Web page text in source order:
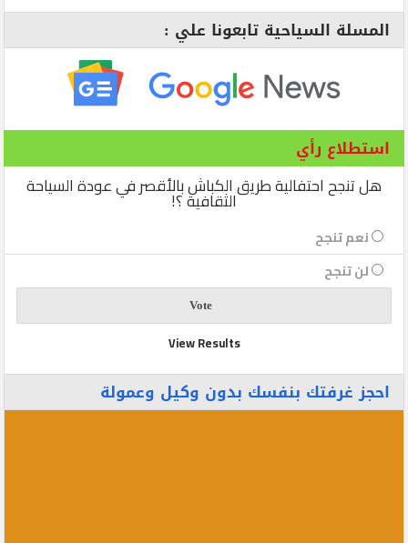
المسلة السياحية تابعونا علي :
استطلاع رأي
هل تنجح احتفالية طريق الكباش بالأقصر في عودة السياحة
الثقافية ؟!
نعم تنجح
لن تنجح
View Results
احجز غرفتك بنفسك بدون وكيل وعمولة